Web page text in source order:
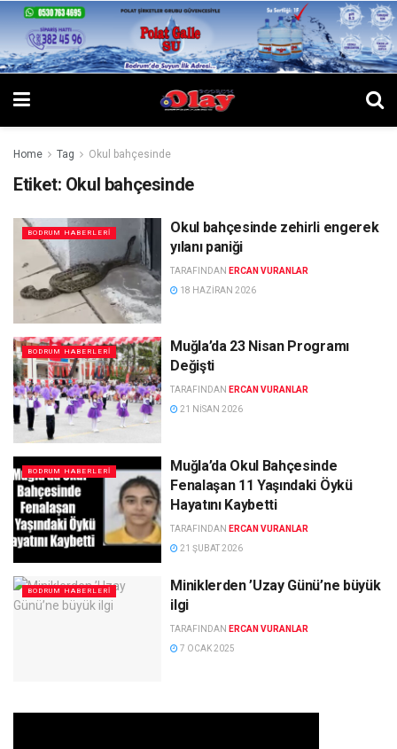
Home Tag Okul bahçesinde
Etiket: Okul bahçesinde
BODRUM HABERLERI
Okul bahçesinde zehirli engerek
yılanı paniği
TARAFINDAN ERCAN VURANLAR
18 HAZIRAN 2026
BODRUM HABERLERI
Muğla’da 23 Nisan Programı
Değişti
TARAFINDAN ERCAN VURANLAR
21 NISAN 2026
BODRUM HABERLERI
Muğla’da Okul Bahçesinde
Fenalaşan 11 Yaşındaki Öykü
Hayatını Kaybetti
TARAFINDAN ERCAN VURANLAR
21 ŞUBAT 2026
BODRUM HABERLERI
Miniklerden ’Uzay Günü’ne büyük
ilgi
TARAFINDAN ERCAN VURANLAR
7 OCAK 2025